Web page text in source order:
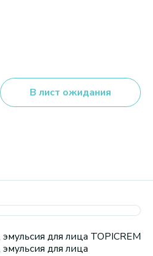
В лист ожидания
для лица TOPICREM
для лица